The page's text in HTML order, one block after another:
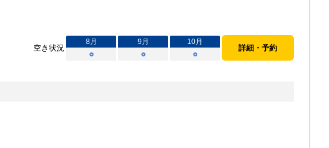
空き状況
8月 9月 10月
○
○ ○
詳細・予約